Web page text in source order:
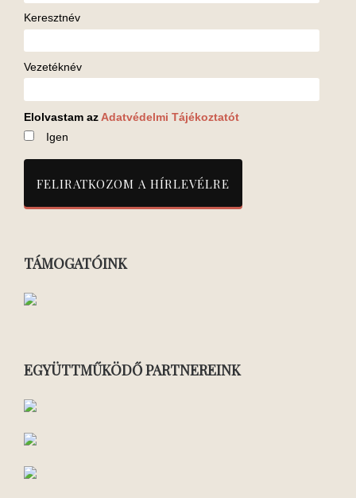
Keresztnév
Vezetéknév
Elolvastam az Adatvédelmi Tájékoztatót
Igen
TÁMOGATÓINK
EGYÜTTMŰKÖDŐ PARTNEREINK